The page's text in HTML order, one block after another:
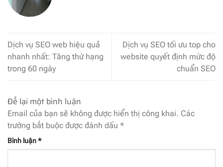
Dịch vụ SEO web hiệu quả
nhanh nhất: Tăng thứ hạng
trong 60 ngày
Dịch vụ SEO tối ưu top cho
website quyết định mức độ
chuẩn SEO
Để lại một bình luận
Email của bạn sẽ không được hiển thị công khai. Các
trường bắt buộc được đánh dấu *
Bình luận*